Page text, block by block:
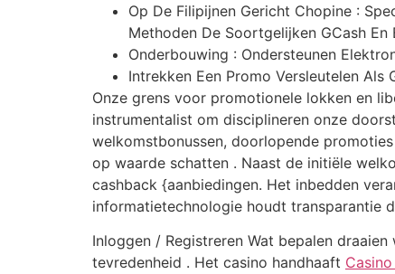
Op De Filipijnen Gericht Chopine :
Methoden De Soortgelijken GCash
Onderbouwing : Ondersteunen
Intrekken Een Promo Versleutelen Als
Onze grens voor promotionele lokken en
instrumentalist om disciplineren onze
welkomstbonussen, doorlopende
op waarde schatten . Naast de initiële
cashback {aanbiedingen. Het inbedden
informatietechnologie houdt transparantie
Inloggen / Registreren Wat bepalen
tevredenheid . Het casino handhaaft